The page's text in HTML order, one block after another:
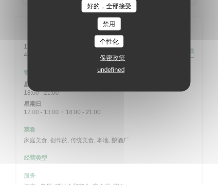
好的，全部接受
禁用
个性化
保密政策
undefined
一般信息
17 Rue de la Fagne
4845 Jalhay
((在新窗口中打开))
路线
营业时间
星
18:00 - 21:00
星期日
12:00 - 13:00 • 18:00 - 21:00
菜肴
家庭美食, 创作的, 传统美食, 本地, 酿酒厂
经营类型
服务